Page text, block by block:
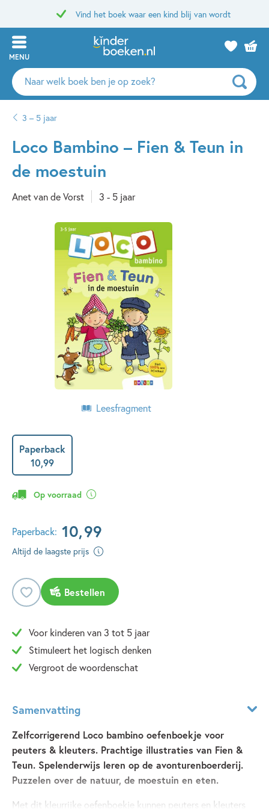
Vind het boek waar een kind blij van wordt
MENU
Zoeken
naar
auteurs
uitgevers
3 – 5 jaar
Loco Bambino – Fien & Teun in
de moestuin
Anet van de Vorst 3 - 5 jaar
Leesfragment
Paperback
10,99
Op voorraad
Paperback: 10,99
Altijd de laagste prijs
Bestellen
Voor kinderen van 3 tot 5 jaar
Stimuleert het logisch denken
Vergroot de woordenschat
Samenvatting
Zelfcorrigerend Loco bambino oefenboekje voor
peuters & kleuters. Prachtige illustraties van Fien &
Teun. Spelenderwijs leren op de avonturenboerderij.
Puzzelen over de natuur, de moestuin en eten.
Met dit kleurrijke oefenboekje kunnen peuters en kleuters